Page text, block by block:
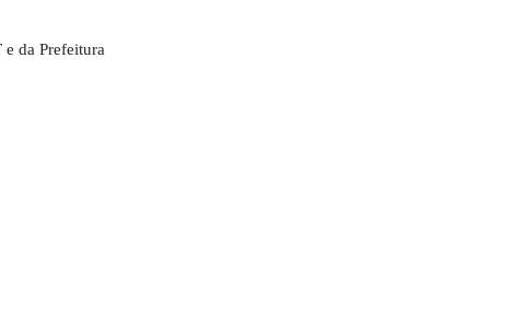
da Prefeitura